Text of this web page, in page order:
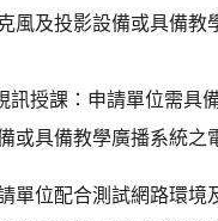
風及投影設備或具備教
訊授課：申請單位需具
或具備教學廣播系統之
單位配合測試網路環境